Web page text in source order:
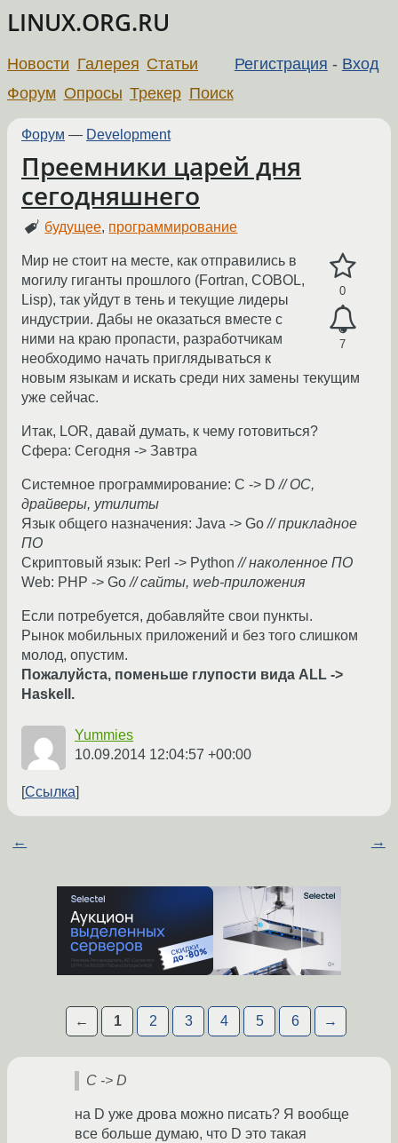
LINUX.ORG.RU
Регистрация - Вход
Новости Галерея Статьи
Форум Опросы Трекер Поиск
Форум — Development
Преемники царей дня
сегодняшнего
будущее, программирование
0
7
Мир не стоит на месте, как отправились в
могилу гиганты прошлого (Fortran, COBOL,
Lisp), так уйдут в тень и текущие лидеры
индустрии. Дабы не оказаться вместе с
ними на краю пропасти, разработчикам
необходимо начать приглядываться к
новым языкам и искать среди них замены текущим
уже сейчас.
Итак, LOR, давай думать, к чему готовиться?
Сфера: Сегодня -> Завтра
Системное программирование: C -> D// ОС,
драйверы, утилиты
Язык общего назначения: Java -> Go// прикладное
ПО
Скриптовый язык: Perl -> Python// наколенное ПО
Web: PHP -> Go// сайты, web-приложения
Если потребуется, добавляйте свои пункты.
Рынок мобильных приложений и без того слишком
молод, опустим.
Пожалуйста, поменьше глупости вида ALL ->
Haskell.
Yummies
10.09.2014 12:04:57 +00:00
Ссылка
← →
← 1 2 3 4 5 6 →
C -> D
на D уже дрова можно писать? Я вообще
все больше думаю, что D это такая